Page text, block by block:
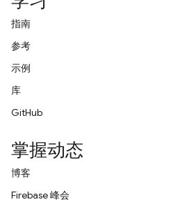
指南
参考
示例
库
GitHub
掌握动态
博客
Firebase 峰会